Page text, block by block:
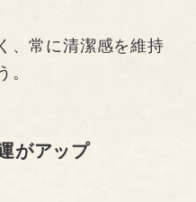
、常に清潔感を維持
。
がアップ